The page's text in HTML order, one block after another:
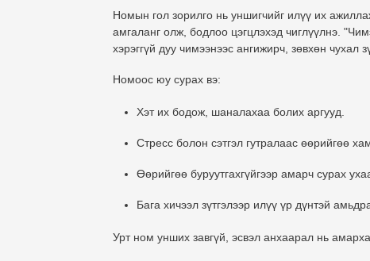
Номын гол зорилго нь уншигчийг илүү их
амгаланг олж, бодлоо цэгцлэхэд чиглүүлнэ.
хэрэггүй дуу чимээнээс ангижирч, зөвхөн чухал
Номоос юу сурах вэ:
Хэт их бодож, шаналахаа болих аргууд.
Стресс болон сэтгэл гутралаас өөрийгөө
Өөрийгөө буруутгахгүйгээр амарч сурах
Бага хичээл зүтгэлээр илүү үр дүнтэй
Урт ном унших завгүй, эсвэл анхаарал нь